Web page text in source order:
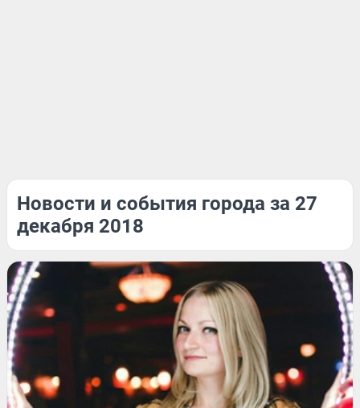
Новости и события города за 27
декабря 2018